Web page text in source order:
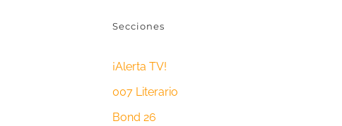
Secciones
¡Alerta TV!
007 Literario
Bond 26